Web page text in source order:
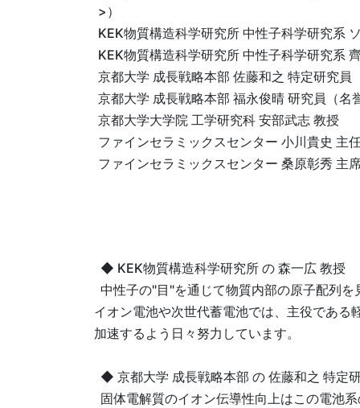
>）
KEK物質構造科学研究所 中性子科学研究系
KEK物質構造科学研究所 中性子科学研究系
京都大学 成長戦略本部 佐藤和之 特定研究員
京都大学 成長戦略本部 福永俊晴 研究員（名
京都大学大学院 工学研究科 安部武志 教授
ファインセラミックスセンター 小川貴史 主
ファインセラミックスセンター 桑原彰秀 主
◆ KEK物質構造科学研究所 の 森一広 教授
中性子の"目"を通じて物質内部の原子配列
イオン電池や次世代蓄電池では、主役であ
加速するよう日々努力しています。
◆ 京都大学 成長戦略本部 の 佐藤和之 特定
固体電解質のイオン伝導性向上はこの電池